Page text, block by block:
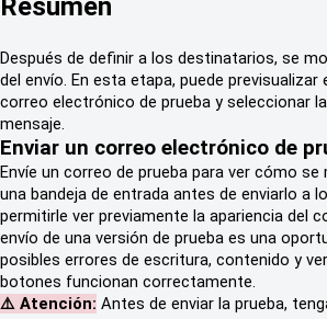
Después de definir a los destinatarios, se
del envío. En esta etapa, puede previsualizar
correo electrónico de prueba y seleccionar
mensaje.
Enviar un correo electrónico de
Envíe un correo de prueba para ver cómo
una bandeja de entrada antes de enviarlo a
permitirle ver previamente la apariencia del
envío de una versión de prueba es una
posibles errores de escritura, contenido y
botones funcionan correctamente.
⚠️ Atención: Antes de enviar la prueba,